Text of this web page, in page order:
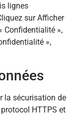
lignes
sur Afficher
Confidentialité »,
»,
la sécurisation de
HTTPS et